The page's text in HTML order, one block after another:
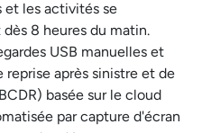
et les activités se
8 heures du matin.
USB manuelles et
après sinistre et de
basée sur le cloud
par capture d'écran